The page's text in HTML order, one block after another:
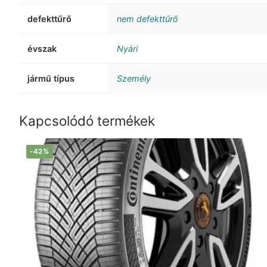
defekttűrő nem defekttűrő
évszak Nyári
jármű típus Személy
Kapcsolódó termékek
-42%